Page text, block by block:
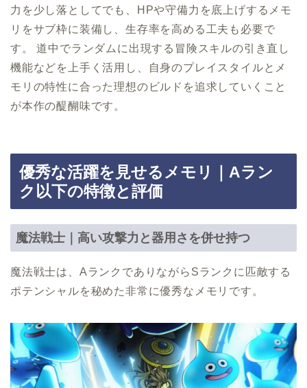
力を少し落としてでも、HPや守備力を底上げするメモ
リをサブ枠に装備し、生存率を高める工夫も必要で
す。 道中でランダムに出現する冒険スキルの引き直し
機能などを上手く活用し、自身のプレイスタイルとメ
モリの特性に合った理想のビルドを追求していくこと
が本作の醍醐味です。
優秀な活躍を見せるメモリ｜Aラン
ク以下の特徴と評価
魔法戦士｜高い攻撃力と器用さを併せ持つ
魔法戦士は、AランクでありながらSランクに匹敵する
ポテンシャルを秘めた非常に優秀なメモリです。